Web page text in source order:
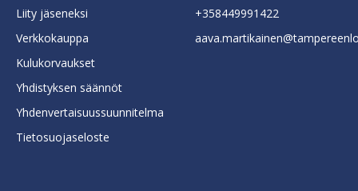
Liity jäseneksi
Verkkokauppa
Kulukorvaukset
Yhdistyksen säännöt
Yhdenvertaisuussuunnitelma
Tietosuojaseloste
+358449991422